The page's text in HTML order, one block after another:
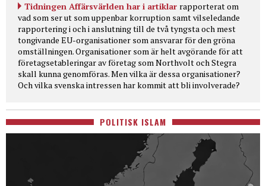
Tidningen Affärsvärlden har i artiklar rapporterat om
vad som ser ut som uppenbar korruption samt vilseledande
rapportering i och i anslutning till de två tyngsta och mest
tongivande EU-organisationer som ansvarar för den gröna
omställningen. Organisationer som är helt avgörande för att
företagsetableringar av företag som Northvolt och Stegra
skall kunna genomföras. Men vilka är dessa organisationer?
Och vilka svenska intressen har kommit att bli involverade?
POLITISK ISLAM